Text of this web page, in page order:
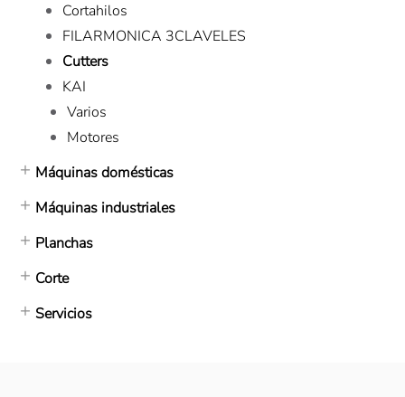
Cortahilos
FILARMONICA 3CLAVELES
Cutters
KAI
Varios
Motores
Máquinas domésticas
Máquinas industriales
Planchas
Corte
Servicios